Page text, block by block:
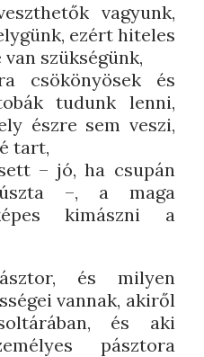
vagyunk,
ezért hiteles
szükségünk,
csökönyösek és
tudunk lenni,
észre sem veszi,
tart,
– jó, ha csupán
–, a maga
kimászni a
és milyen
vannak, akiről
és aki
pásztora